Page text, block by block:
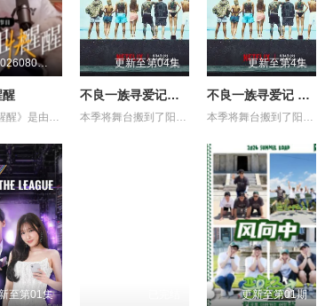
更新至20260805第1期加更
醒
《姐姐快醒醒》是由刘恋主理的一档女性向视频播客节目，每期邀请一位有故事女性嘉宾来到刘恋家中，展开轻松、真实的朋友式对谈。节目围绕成长、关系、职场、情绪与人生选择等话题，呈现不同女性在聚光灯之外鲜活、有共鸣的一面。
更新至第04集
不良一族寻爱记第二季
本季将舞台搬到了阳光明媚的冲绳，来自日本各地的暴走族与不良男女齐聚新学校。他们将带着各自复杂的过去在海边展开共同生活，不仅直面碰撞的火花与羁绊，也在真挚的恋爱中寻求“人生重启”的蜕变。
更新至第4集
不良一族寻爱记 第二季
本季将舞台搬到了阳光明媚的冲绳，来自日本各地的暴走族与不良男女齐聚新学校。他们将带着各自复杂的过去在海边展开共同生活，不仅直面碰撞的火花与羁绊，也在真挚的恋爱中寻求“人生重启”的蜕变。
至第01集 更新至第01期